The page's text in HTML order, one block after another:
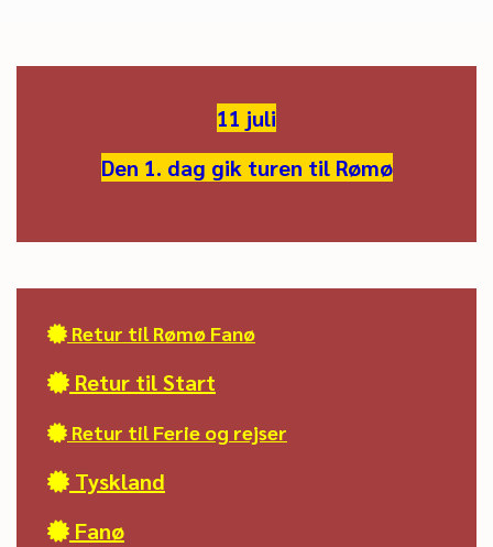
11 juli
Den 1. dag gik turen til Rømø
 Retur til Rømø Fanø
 Retur til Start
 Retur til Ferie og rejser
 Tyskland
 Fanø